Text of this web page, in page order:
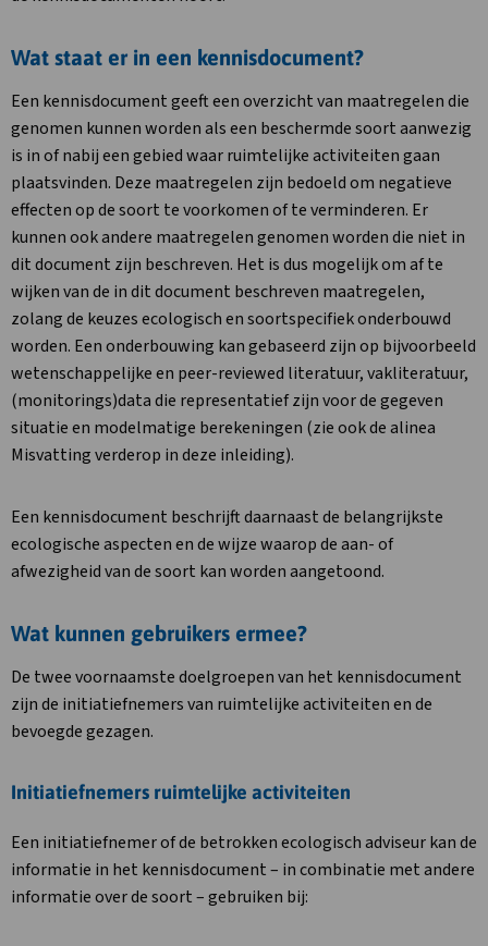
Wat staat er in een kennisdocument?
Een kennisdocument geeft een overzicht van maatregelen die
genomen kunnen worden als een beschermde soort aanwezig
is in of nabij een gebied waar ruimtelijke activiteiten gaan
plaatsvinden. Deze maatregelen zijn bedoeld om negatieve
effecten op de soort te voorkomen of te verminderen. Er
kunnen ook andere maatregelen genomen worden die niet in
dit document zijn beschreven. Het is dus mogelijk om af te
wijken van de in dit document beschreven maatregelen,
zolang de keuzes ecologisch en soortspecifiek onderbouwd
worden. Een onderbouwing kan gebaseerd zijn op bijvoorbeeld
wetenschappelijke en peer-reviewed literatuur, vakliteratuur,
(monitorings)data die representatief zijn voor de gegeven
situatie en modelmatige berekeningen (zie ook de alinea
Misvatting verderop in deze inleiding).
Een kennisdocument beschrijft daarnaast de belangrijkste
ecologische aspecten en de wijze waarop de aan- of
afwezigheid van de soort kan worden aangetoond.
Wat kunnen gebruikers ermee?
De twee voornaamste doelgroepen van het kennisdocument
zijn de initiatiefnemers van ruimtelijke activiteiten en de
bevoegde gezagen.
Initiatiefnemers ruimtelijke activiteiten
Een initiatiefnemer of de betrokken ecologisch adviseur kan de
informatie in het kennisdocument – in combinatie met andere
informatie over de soort – gebruiken bij: